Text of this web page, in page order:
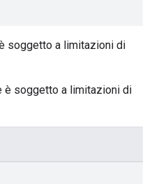
soggetto a limitazioni di
è soggetto a limitazioni di